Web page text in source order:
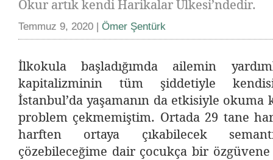
Okur artık kendi Harikalar Ülkesi’ndedir.
Temmuz 9, 2020 | Ömer Şentürk
İlkokula başladığımda ailemin
kapitalizminin tüm şiddetiyle
İstanbul’da yaşamanın da etkisiyle
problem çekmemiştim. Ortada 29 tane
harften ortaya çıkabilecek
çözebileceğime dair çocukça bir